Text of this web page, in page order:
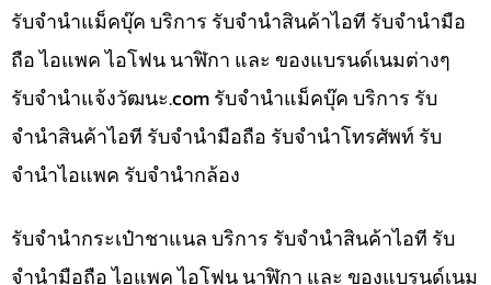
รับจำนำแม็คบุ๊ค บริการ รับจำนำสินค้าไอที รับจำนำมือ
ถือ ไอแพค ไอโฟน นาฬิกา และ ของแบรนด์เนมต่างๆ
รับจํานําแจ้งวัฒนะ.com รับจำนำแม็คบุ๊ค บริการ รับ
จำนำสินค้าไอที รับจำนำมือถือ รับจำนำโทรศัพท์ รับ
จำนำไอแพค รับจำนำกล้อง
รับจำนำกระเป๋าชาแนล บริการ รับจำนำสินค้าไอที รับ
จำนำมือถือ ไอแพค ไอโฟน นาฬิกา และ ของแบรนด์เนม